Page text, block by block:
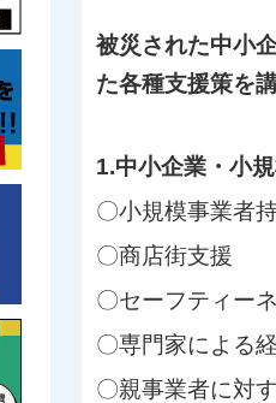
被災された中小
た各種支援策を
1.中小企業・小
〇小規模事業者
〇商店街支援
〇セーフティー
〇専門家による
〇親事業者に対